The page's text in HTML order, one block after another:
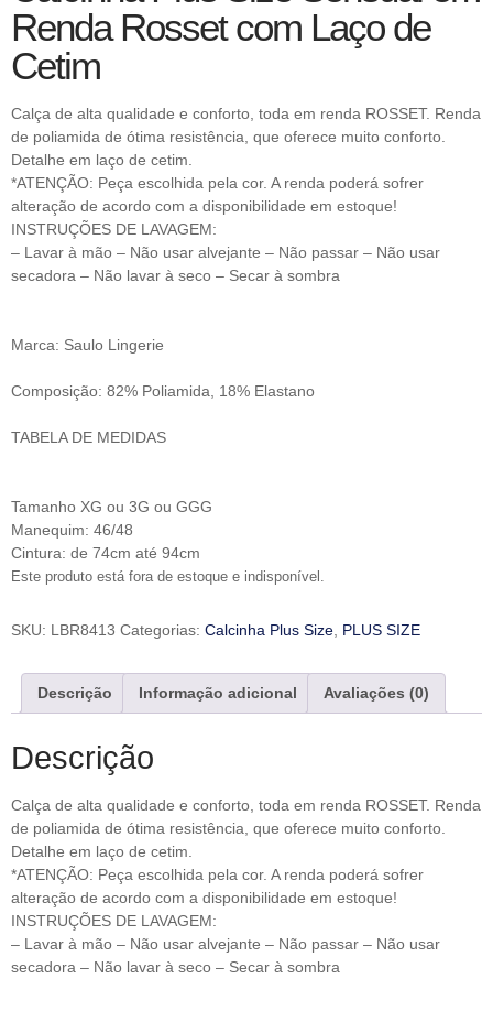
Renda Rosset com Laço de
Cetim
Calça de alta qualidade e conforto, toda em renda ROSSET. Renda
de poliamida de ótima resistência, que oferece muito conforto.
Detalhe em laço de cetim.
*ATENÇÃO: Peça escolhida pela cor. A renda poderá sofrer
alteração de acordo com a disponibilidade em estoque!
INSTRUÇÕES DE LAVAGEM:
– Lavar à mão – Não usar alvejante – Não passar – Não usar
secadora – Não lavar à seco – Secar à sombra
Marca: Saulo Lingerie
Composição: 82% Poliamida, 18% Elastano
TABELA DE MEDIDAS
Tamanho XG ou 3G ou GGG
Manequim: 46/48
Cintura: de 74cm até 94cm
Este produto está fora de estoque e indisponível.
SKU: LBR8413 Categorias: Calcinha Plus Size PLUS SIZE
Descrição Informação adicional Avaliações (0)
Descrição
Calça de alta qualidade e conforto, toda em renda ROSSET. Renda
de poliamida de ótima resistência, que oferece muito conforto.
Detalhe em laço de cetim.
*ATENÇÃO: Peça escolhida pela cor. A renda poderá sofrer
alteração de acordo com a disponibilidade em estoque!
INSTRUÇÕES DE LAVAGEM:
– Lavar à mão – Não usar alvejante – Não passar – Não usar
secadora – Não lavar à seco – Secar à sombra